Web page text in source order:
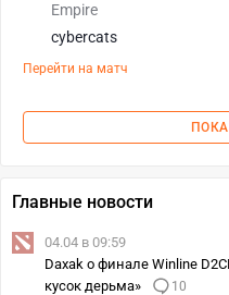
Empire
cybercats
Перейти на матч
Главные новости
04.04 в 09:59
Daxak о финале Winline
кусок дерьма»
10